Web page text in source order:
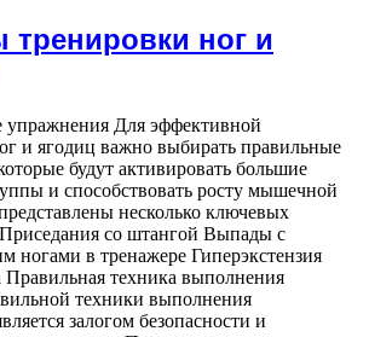
тренировки ног и
Для эффективной
и ягодиц важно выбирать правильные
будут активировать большие
и способствовать росту мышечной
несколько ключевых
со штангой Выпады с
ногами в тренажере Гиперэкстензия
Правильная техника выполнения
техники выполнения
залогом безопасности и